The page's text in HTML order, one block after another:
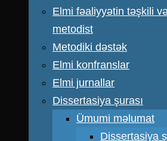
Elmi fəaliyyətin təşkili
metodist
Metodiki dəstək
Elmi konfranslar
Elmi jurnallar
Dissertasiya şurası
Ümumi məlumat
Dissertasiya